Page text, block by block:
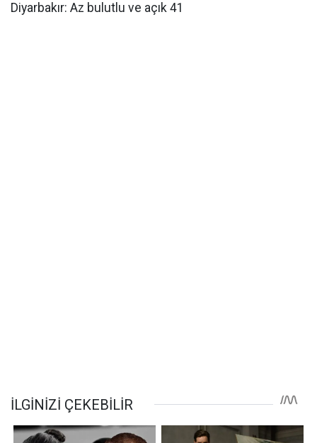
Diyarbakır: Az bulutlu ve açık 41